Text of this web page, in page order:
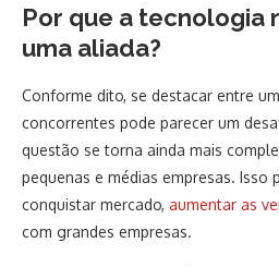
Por que a tecnologia
uma aliada?
Conforme dito, se destacar entre
concorrentes pode parecer um
questão se torna ainda mais
pequenas e médias empresas. Isso
conquistar mercado, aumentar as
com grandes empresas.